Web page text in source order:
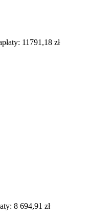
11791,18 zł
8 694,91 zł